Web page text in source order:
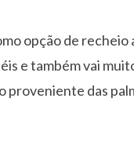
opção de
e também vai
proveniente das